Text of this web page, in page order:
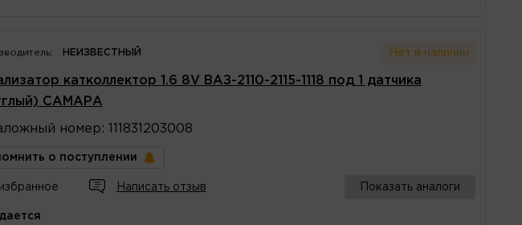
НЕИЗВЕСТНЫЙ Нет в наличии
катколлектор 1.6 8V ВАЗ-2110-2115-1118 под 1 датчика
САМАРА
номер : 111831203008
о поступлении
Написать отзыв Показать аналоги